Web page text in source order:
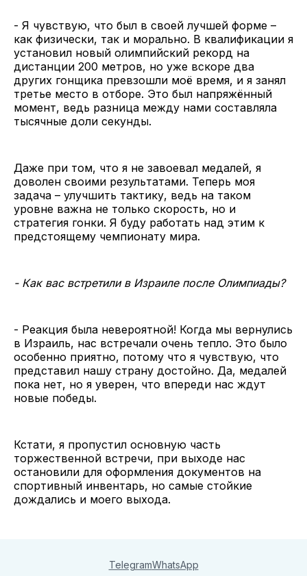
- Я чувствую, что был в своей лучшей форме –
как физически, так и морально. В квалификации я
установил новый олимпийский рекорд на
дистанции 200 метров, но уже вскоре два
других гонщика превзошли моё время, и я занял
третье место в отборе. Это был напряжённый
момент, ведь разница между нами составляла
тысячные доли секунды.
Даже при том, что я не завоевал медалей, я
доволен своими результатами. Теперь моя
задача – улучшить тактику, ведь на таком
уровне важна не только скорость, но и
стратегия гонки. Я буду работать над этим к
предстоящему чемпионату мира.
- Как вас встретили в Израиле после Олимпиады?
- Реакция была невероятной! Когда мы вернулись
в Израиль, нас встречали очень тепло. Это было
особенно приятно, потому что я чувствую, что
представил нашу страну достойно. Да, медалей
пока нет, но я уверен, что впереди нас ждут
новые победы.
Кстати, я пропустил основную часть
торжественной встречи, при выходе нас
остановили для оформления документов на
спортивный инвентарь, но самые стойкие
дождались и моего выхода.
TelegramWhatsApp